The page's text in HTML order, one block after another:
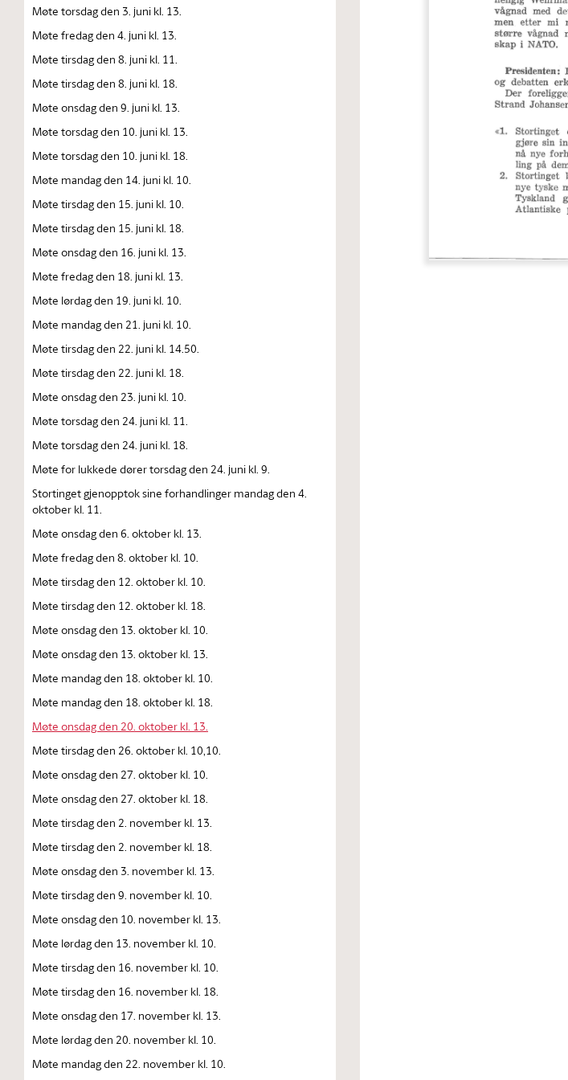
Møte torsdag den 3. juni kl. 13.
Møte fredag den 4. juni kl. 13.
Møte tirsdag den 8. juni kl. 11.
Møte tirsdag den 8. juni kl. 18.
Møte onsdag den 9. juni kl. 13.
Møte torsdag den 10. juni kl. 13.
Møte torsdag den 10. juni kl. 18.
Møte mandag den 14. juni kl. 10.
Møte tirsdag den 15. juni kl. 10.
Møte tirsdag den 15. juni kl. 18.
Møte onsdag den 16. juni kl. 13.
Møte fredag den 18. juni kl. 13.
Møte lørdag den 19. juni kl. 10.
Møte mandag den 21. juni kl. 10.
Møte tirsdag den 22. juni kl. 14.50.
Møte tirsdag den 22. juni kl. 18.
Møte onsdag den 23. juni kl. 10.
Møte torsdag den 24. juni kl. 11.
Møte torsdag den 24. juni kl. 18.
Møte for lukkede dører torsdag den 24. juni kl. 9.
Stortinget gjenopptok sine forhandlinger mandag den 4.
oktober kl. 11.
Møte onsdag den 6. oktober kl. 13.
Møte fredag den 8. oktober kl. 10.
Møte tirsdag den 12. oktober kl. 10.
Møte tirsdag den 12. oktober kl. 18.
Møte onsdag den 13. oktober kl. 10.
Møte onsdag den 13. oktober kl. 13.
Møte mandag den 18. oktober kl. 10.
Møte mandag den 18. oktober kl. 18.
Møte onsdag den 20. oktober kl. 13.
Møte tirsdag den 26. oktober kl. 10,10.
Møte onsdag den 27. oktober kl. 10.
Møte onsdag den 27. oktober kl. 18.
Møte tirsdag den 2. november kl. 13.
Møte tirsdag den 2. november kl. 18.
Møte onsdag den 3. november kl. 13.
Møte tirsdag den 9. november kl. 10.
Møte onsdag den 10. november kl. 13.
Møte lørdag den 13. november kl. 10.
Møte tirsdag den 16. november kl. 10.
Møte tirsdag den 16. november kl. 18.
Møte onsdag den 17. november kl. 13.
Møte lørdag den 20. november kl. 10.
Møte mandag den 22. november kl. 10.